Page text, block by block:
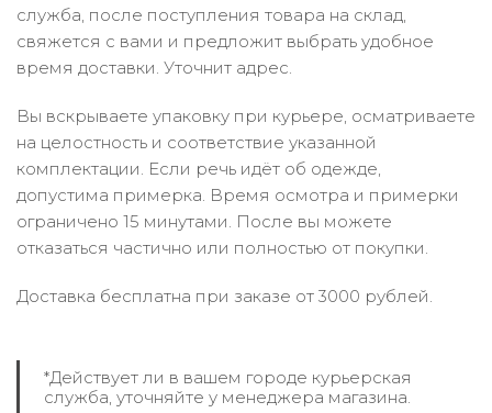
служба, после поступления товара на склад,
свяжется с вами и предложит выбрать удобное
время доставки. Уточнит адрес.
Вы вскрываете упаковку при курьере, осматриваете
на целостность и соответствие указанной
комплектации. Если речь идёт об одежде,
допустима примерка. Время осмотра и примерки
ограничено 15 минутами. После вы можете
отказаться частично или полностью от покупки.
Доставка бесплатна при заказе от 3000 рублей.
*Действует ли в вашем городе курьерская
служба, уточняйте у менеджера магазина.